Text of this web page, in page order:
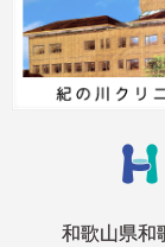
和歌山県和